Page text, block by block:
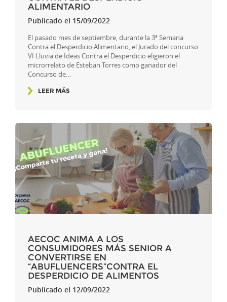
ALIMENTARIO
Publicado el 15/09/2022
El pasado mes de septiembre, durante la 3ª Semana
Contra el Desperdicio Alimentario, el Jurado del concurso
VI Lluvia de Ideas Contra el Desperdicio eligieron el
microrrelato de Esteban Torres como ganador del
Concurso de…
LEER MÁS
AECOC ANIMA A LOS
CONSUMIDORES MÁS SENIOR A
CONVERTIRSE EN
“ABUFLUENCERS”CONTRA EL
DESPERDICIO DE ALIMENTOS
Publicado el 12/09/2022